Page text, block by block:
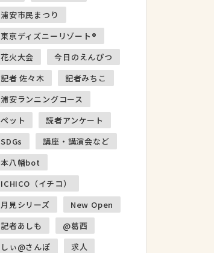
浦安市民まつり
東京ディズニーリゾート®
花火大会
今日のえんぴつ
記者 佐々木
記者みちこ
浦安ランニングコース
ペット
読者アンケート
SDGs
講座・講演会など
本八幡bot
ICHICO（イチコ）
月見シリーズ
New Open
記者あしも
@葛西
しぃ@さんぽ
求人